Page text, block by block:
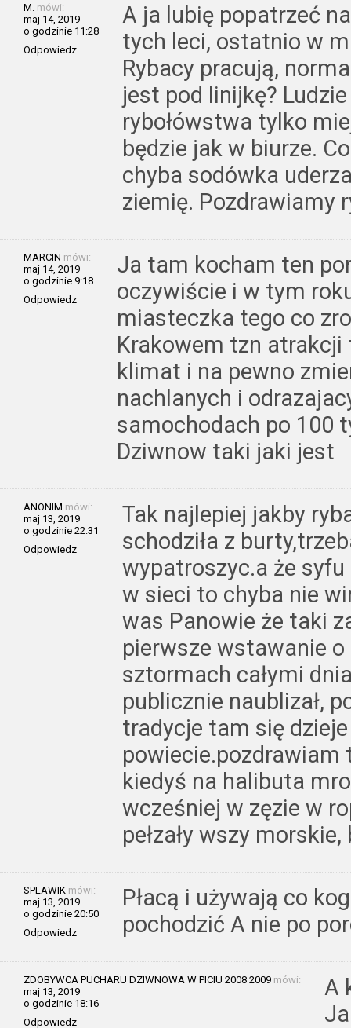
M. mówi:
maj 14, 2019
o godzinie 11:28
Odpowiedz
A ja lubię popatrzeć
tych leci, ostatnio w
Rybacy pracują,
jest pod linijkę?
rybołówstwa tylko
będzie jak w biurze.
chyba sodówka
ziemię. Pozdrawiamy
MARCIN mówi:
maj 14, 2019
o godzinie 9:18
Odpowiedz
Ja tam kocham ten
oczywiście i w tym
miasteczka tego co
Krakowem tzn
klimat i na pewno
nachlanych i
samochodach po 100
Dziwnow taki jaki jest
ANONIM mówi:
maj 13, 2019
o godzinie 22:31
Odpowiedz
Tak najlepiej jakby
schodziła z
wypatroszyc.a że syfu
w sieci to chyba nie
was Panowie że taki
pierwsze wstawanie o
sztormach całymi
publicznie naublizał,
tradycje tam się
powiecie.pozdrawiam
kiedyś na halibuta
wcześniej w zęzie w
pełzały wszy
SPLAWIK mówi:
maj 13, 2019
o godzinie 20:50
Odpowiedz
Płacą i używają co
pochodzić A nie po
ZDOBYWCA PUCHARU DZIWNOWA W PICIU 2008 2009 mówi:
maj 13, 2019
o godzinie 18:16
Odpowiedz
A